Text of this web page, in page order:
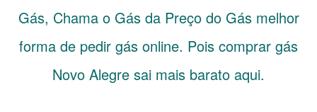
Gás, Chama o Gás da Preço do Gás melhor
forma de pedir gás online. Pois comprar gás
Novo Alegre sai mais barato aqui.